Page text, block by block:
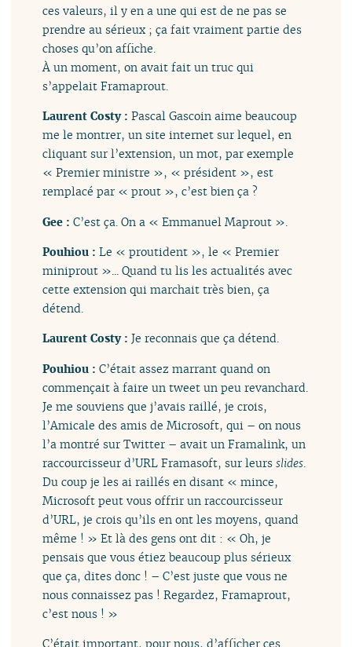
ces valeurs, il y en a une qui est de ne pas se
prendre au sérieux ; ça fait vraiment partie des
choses qu’on affiche.
À un moment, on avait fait un truc qui
s’appelait Framaprout.
Laurent Costy :Pascal Gascoin aime beaucoup
me le montrer, un site internet sur lequel, en
cliquant sur l’extension, un mot, par exemple
« Premier ministre », « président », est
remplacé par « prout », c’est bien ça ?
Gee :C’est ça. On a « Emmanuel Maprout ».
Pouhiou :Le « proutident », le « Premier
miniprout »... Quand tu lis les actualités avec
cette extension qui marchait très bien, ça
détend.
Laurent Costy :Je reconnais que ça détend.
Pouhiou :C’était assez marrant quand on
commençait à faire un tweet un peu revanchard.
Je me souviens que j’avais raillé, je crois,
l’Amicale des amis de Microsoft, qui – on nous
l’a montré sur Twitter – avait un Framalink, un
raccourcisseur d’URL Framasoft, sur leursslides
Du coup je les ai raillés en disant « mince,
Microsoft peut vous offrir un raccourcisseur
d’URL, je crois qu’ils en ont les moyens, quand
même ! » Et là des gens ont dit : « Oh, je
pensais que vous étiez beaucoup plus sérieux
que ça, dites donc ! – C’est juste que vous ne
nous connaissez pas ! Regardez, Framaprout,
c’est nous ! »
C’était important, pour nous, d’afficher ces